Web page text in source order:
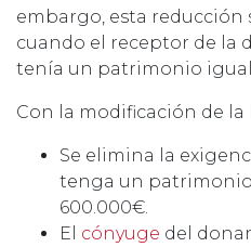
embargo, esta reducción
cuando el receptor de la
tenía un patrimonio
Con la modificación de la
Se elimina la
tenga un
600.000€.
El cónyuge del